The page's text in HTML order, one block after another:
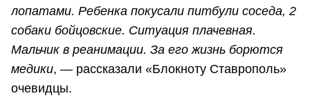
лопатами. Ребенка покусали питбули соседа, 2
собаки бойцовские. Ситуация плачевная.
Мальчик в реанимации. За его жизнь борются
медики, — рассказали «Блокноту Ставрополь»
очевидцы.